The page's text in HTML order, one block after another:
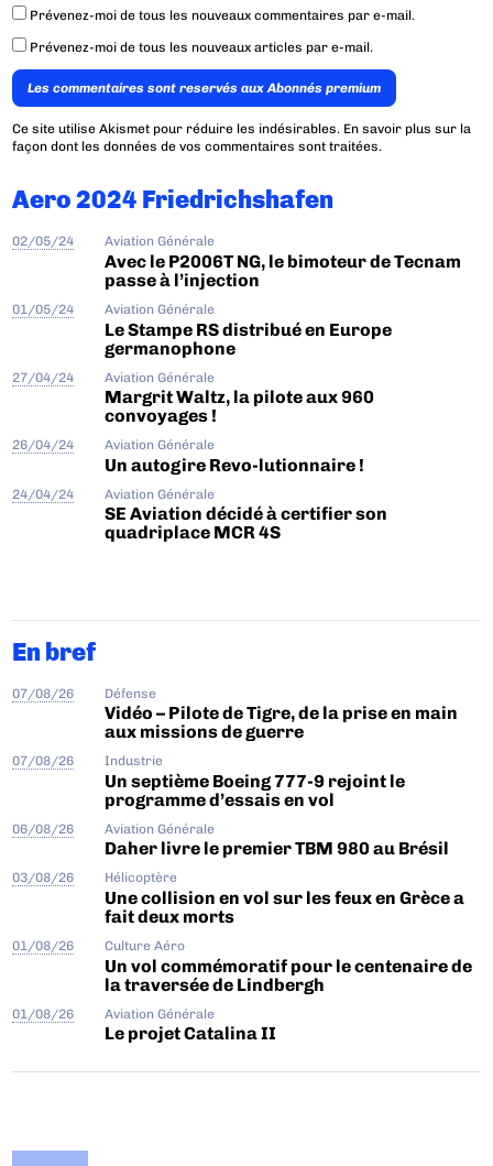
Prévenez-moi de tous les nouveaux commentaires par e-mail.
Prévenez-moi de tous les nouveaux articles par e-mail.
Les commentaires sont reservés aux Abonnés premium
Ce site utilise Akismet pour réduire les indésirables. En savoir plus sur la
façon dont les données de vos commentaires sont traitées.
Aero 2024 Friedrichshafen
02/05/24 Aviation Générale
Avec le P2006T NG, le bimoteur de Tecnam
passe à l’injection
01/05/24 Aviation Générale
Le Stampe RS distribué en Europe
germanophone
27/04/24 Aviation Générale
Margrit Waltz, la pilote aux 960
convoyages !
26/04/24 Aviation Générale
Un autogire Revo-lutionnaire !
24/04/24 Aviation Générale
SE Aviation décidé à certifier son
quadriplace MCR 4S
En bref
07/08/26 Défense
Vidéo – Pilote de Tigre, de la prise en main
aux missions de guerre
07/08/26 Industrie
Un septième Boeing 777-9 rejoint le
programme d’essais en vol
06/08/26 Aviation Générale
Daher livre le premier TBM 980 au Brésil
03/08/26 Hélicoptère
Une collision en vol sur les feux en Grèce a
fait deux morts
01/08/26 Culture Aéro
Un vol commémoratif pour le centenaire de
la traversée de Lindbergh
01/08/26 Aviation Générale
Le projet Catalina II